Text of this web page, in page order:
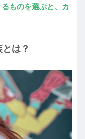
ものを選ぶと、カ
は？